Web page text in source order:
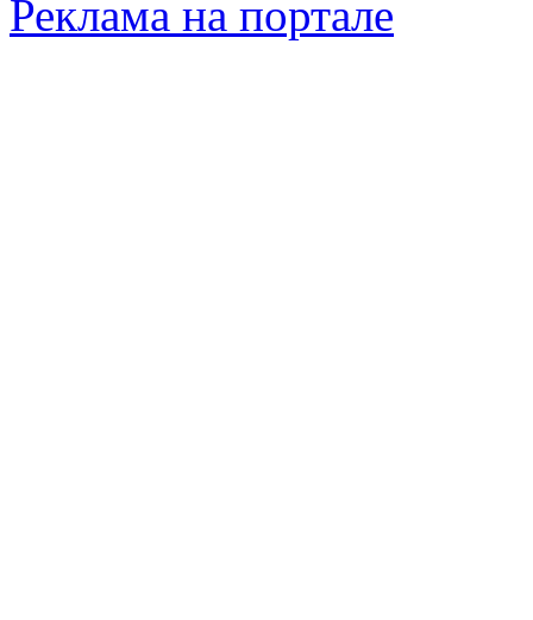
Реклама на портале